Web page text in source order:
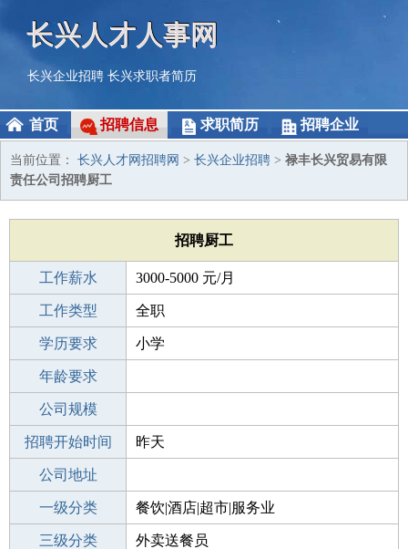
长兴人才人事网
长兴企业招聘 长兴求职者简历
首页 招聘信息 求职简历 招聘企业
当前位置： 长兴人才网招聘网 > 长兴企业招聘 > 禄丰长兴贸易有限
责任公司招聘厨工
招聘厨工
工作薪水 3000-5000 元/月
招聘人数 2人
工作类型 全职
性别要求 -
学历要求 小学
工作经验
年龄要求
工作地点
公司规模
公司电话
招聘开始时间 昨天
招聘结束时间
公司地址
一级分类 餐饮|酒店|超市|服务业
二级分类 餐饮
三级分类 外卖送餐员